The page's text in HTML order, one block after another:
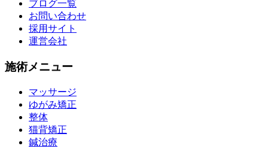
ブログ一覧
お問い合わせ
採用サイト
運営会社
施術メニュー
マッサージ
ゆがみ矯正
整体
猫背矯正
鍼治療